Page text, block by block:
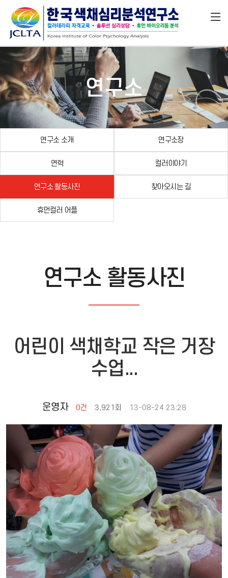
연구소
연구소 소개 연구소장
연혁 컬러이야기
연구소 활동사진 찾아오시는 길
휴먼컬러 어플
연구소 활동사진
어린이 색채학교 작은 거장
수업...
운영자 0건 3,921회 13-08-24 23:28